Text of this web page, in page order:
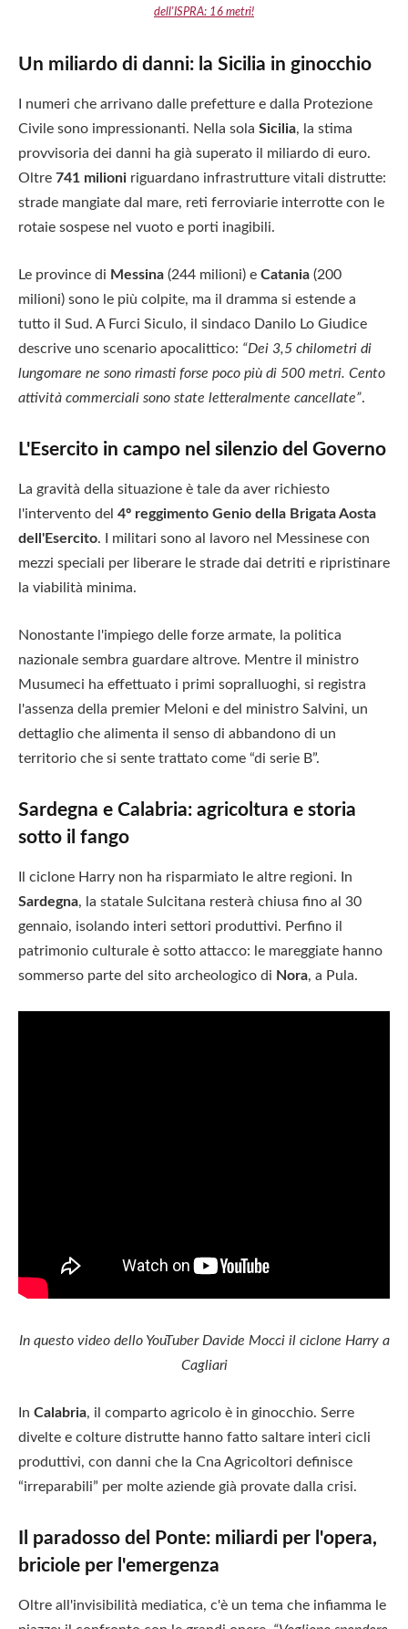
dell'ISPRA: 16 metri!
Un miliardo di danni: la Sicilia in ginocchio
I numeri che arrivano dalle prefetture e dalla Protezione
Civile sono impressionanti. Nella sola Sicilia, la stima
provvisoria dei danni ha già superato il miliardo di euro.
Oltre 741 milioni riguardano infrastrutture vitali distrutte:
strade mangiate dal mare, reti ferroviarie interrotte con le
rotaie sospese nel vuoto e porti inagibili.
Le province di Messina (244 milioni) e Catania (200
milioni) sono le più colpite, ma il dramma si estende a
tutto il Sud. A Furci Siculo, il sindaco Danilo Lo Giudice
descrive uno scenario apocalittico: “Dei 3,5 chilometri di
lungomare ne sono rimasti forse poco più di 500 metri. Cento
attività commerciali sono state letteralmente cancellate”.
L'Esercito in campo nel silenzio del Governo
La gravità della situazione è tale da aver richiesto
l'intervento del 4º reggimento Genio della Brigata Aosta
dell'Esercito. I militari sono al lavoro nel Messinese con
mezzi speciali per liberare le strade dai detriti e ripristinare
la viabilità minima.
Nonostante l'impiego delle forze armate, la politica
nazionale sembra guardare altrove. Mentre il ministro
Musumeci ha effettuato i primi sopralluoghi, si registra
l'assenza della premier Meloni e del ministro Salvini, un
dettaglio che alimenta il senso di abbandono di un
territorio che si sente trattato come “di serie B”.
Sardegna e Calabria: agricoltura e storia
sotto il fango
Il ciclone Harry non ha risparmiato le altre regioni. In
Sardegna, la statale Sulcitana resterà chiusa fino al 30
gennaio, isolando interi settori produttivi. Perfino il
patrimonio culturale è sotto attacco: le mareggiate hanno
sommerso parte del sito archeologico di Nora, a Pula.
In questo video dello YouTuber Davide Mocci il ciclone Harry a
Cagliari
In Calabria, il comparto agricolo è in ginocchio. Serre
divelte e colture distrutte hanno fatto saltare interi cicli
produttivi, con danni che la Cna Agricoltori definisce
“irreparabili” per molte aziende già provate dalla crisi.
Il paradosso del Ponte: miliardi per l'opera,
briciole per l'emergenza
Oltre all'invisibilità mediatica, c'è un tema che infiamma le